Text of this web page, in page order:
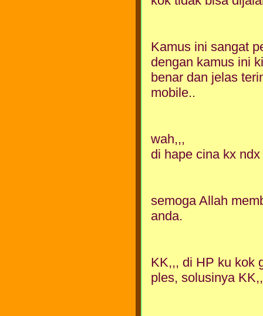
Kamus ini sangat
dengan kamus ini
benar dan jelas
mobile..
wah,,,
di hape cina kx
semoga Allah
anda.
KK,,, di HP ku kok
ples, solusinya